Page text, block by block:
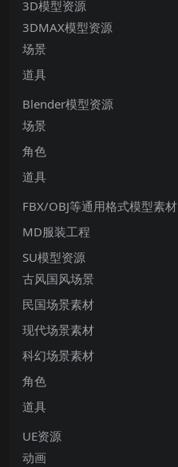
3D模型资源
3DMAX模型资源
场景
道具
Blender模型资源
场景
角色
道具
FBX/OBJ等通用格式模型素材
MD服装工程
SU模型资源
古风国风场景
民国场景素材
现代场景素材
科幻场景素材
角色
道具
UE资源
动画